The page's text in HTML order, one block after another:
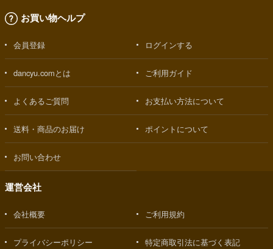
お買い物ヘルプ
会員登録 ログインする
dancyu.comとは ご利用ガイド
よくあるご質問 お支払い方法について
送料・商品のお届け ポイントについて
お問い合わせ
運営会社
会社概要 ご利用規約
プライバシーポリシー 特定商取引法に基づく表記